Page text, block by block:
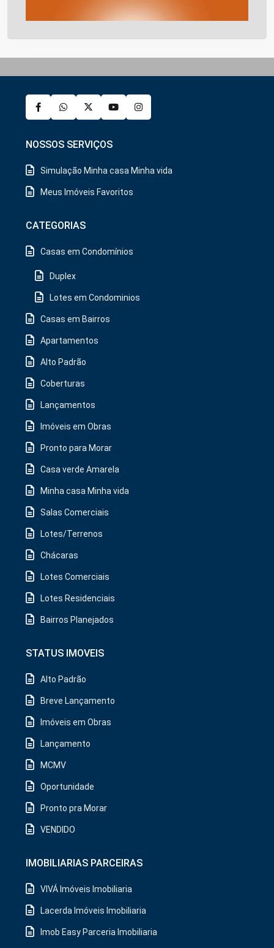
NOSSOS SERVIÇOS
Simulação Minha casa Minha vida
Meus Imóveis Favoritos
CATEGORIAS
Casas em Condomínios
Duplex
Lotes em Condominios
Casas em Bairros
Apartamentos
Alto Padrão
Coberturas
Lançamentos
Imóveis em Obras
Pronto para Morar
Casa verde Amarela
Minha casa Minha vida
Salas Comerciais
Lotes/Terrenos
Chácaras
Lotes Comerciais
Lotes Residenciais
Bairros Planejados
STATUS IMOVEIS
Alto Padrão
Breve Lançamento
Imóveis em Obras
Lançamento
MCMV
Oportunidade
Pronto pra Morar
VENDIDO
IMOBILIARIAS PARCEIRAS
VIVÁ Imóveis Imobiliaria
Lacerda Imóveis Imobiliaria
Imob Easy Parceria Imobiliaria